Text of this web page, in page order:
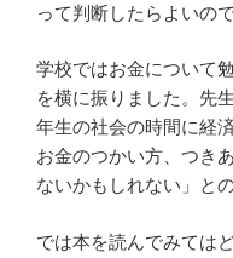
って判断したらよいの
学校ではお金につい
を横に振りました。先
年生の社会の時間に経
お金のつかい方、つき
ないかもしれない」と
では本を読んでみては